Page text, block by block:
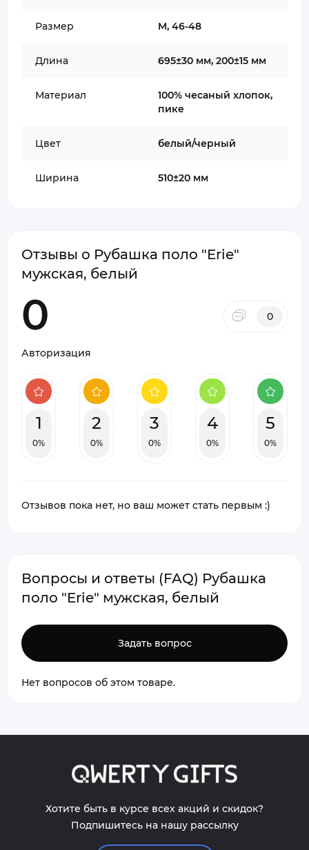
Размер M, 46-48
Длина 695±30 мм, 200±15 мм
Материал
100% чесаный хлопок,
пике
Цвет белый/черный
Ширина 510±20 мм
Отзывы о Рубашка поло "Erie"
мужская, белый
0 0
Авторизация
1
0%
2
0%
3
0%
4
0%
5
0%
Отзывов пока нет, но ваш может стать первым :)
Вопросы и ответы (FAQ) Рубашка
поло "Erie" мужская, белый
Задать вопрос
Нет вопросов об этом товаре.
Хотите быть в курсе всех акций и скидок?
Подпишитесь на нашу рассылку